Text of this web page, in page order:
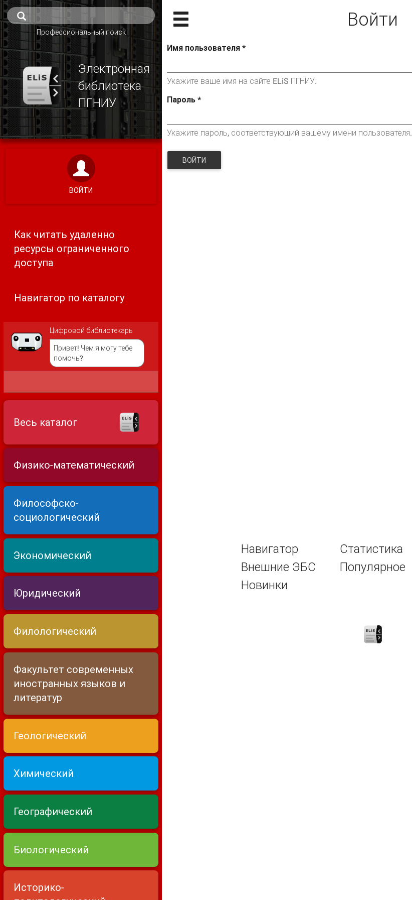
Профессиональный поиск
Электронная
библиотека
ПГНИУ
ВОЙТИ
Как читать удаленно
ресурсы ограниченного
доступа
Навигатор по каталогу
Цифровой библиотекарь
Привет! Чем я могу тебе
помочь?
Весь каталог
Физико-математический
Философско-
социологический
Экономический
Юридический
Филологический
Факультет современных
иностранных языков и
литератур
Геологический
Химический
Географический
Биологический
Историко-
Войти
Имя пользователя *
Укажите ваше имя на сайте ELiS ПГНИУ.
Пароль *
Укажите пароль, соответствующий вашему имени пользователя.
ВОЙТИ
Навигатор
Внешние ЭБС
Новинки
Статистика
Популярное